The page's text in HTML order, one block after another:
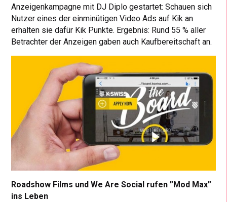
Anzeigenkampagne mit DJ Diplo gestartet: Schauen sich
Nutzer eines der einminütigen Video Ads auf Kik an
erhalten sie dafür Kik Punkte. Ergebnis: Rund 55 % aller
Betrachter der Anzeigen gaben auch Kaufbereitschaft an.
Roadshow Films und We Are Social rufen ”Mod Max”
ins Leben